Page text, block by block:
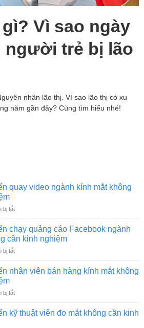
Vì sao ngày
người trẻ bị lão
nhân lão thị. Vì sao lão thị có xu
năm gần đây? Cùng tìm hiểu nhé!
quay video ngành kính mắt không
bị tắtở
tuyển
quay
video
ngành
mắt
kinh
chạy quảng cáo Facebook ngành
cần kinh nghiệm
bị tắtở
tuyển
cáo
ngành
nhân viên bán hàng kính mắt không
bị tắtở
tuyển
nhân
kỹ thuật viên đo mắt không cần kinh